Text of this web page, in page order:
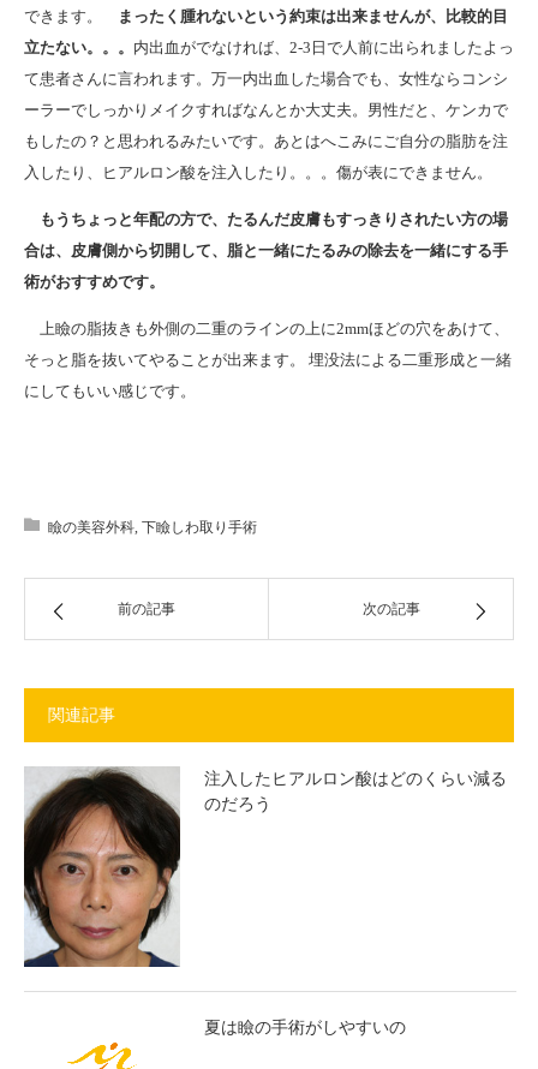
できます。
まったく腫れないという約束は出来ませんが、比較的目
立たない。。。 内出血がでなければ、2-3日で人前に出られましたよっ
て患者さんに言われます。万一内出血した場合でも、女性ならコンシ
ーラーでしっかりメイクすればなんとか大丈夫。男性だと、ケンカで
もしたの？と思われるみたいです。あとはへこみにご自分の脂肪を注
入したり、ヒアルロン酸を注入したり。。。傷が表にできません。
もうちょっと年配の方で、たるんだ皮膚もすっきりされたい方の場
合は、皮膚側から切開して、脂と一緒にたるみの除去を一緒にする手
術がおすすめです。
上瞼の脂抜きも外側の二重のラインの上に2mmほどの穴をあけて、
そっと脂を抜いてやることが出来ます。 埋没法による二重形成と一緒
にしてもいい感じです。
瞼の美容外科, 下瞼しわ取り手術
前の記事 次の記事
関連記事
注入したヒアルロン酸はどのくらい減る
のだろう
夏は瞼の手術がしやすいの